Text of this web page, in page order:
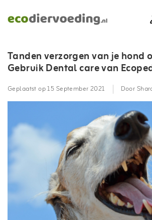
Tanden verzorgen van je hond
Gebruik Dental care van
Geplaatst op15 September 2021 Door